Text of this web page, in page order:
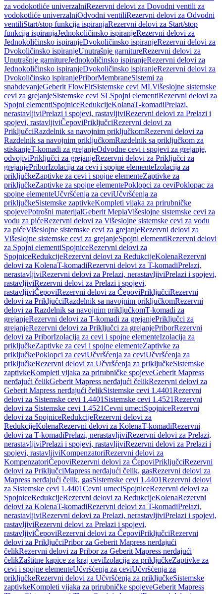
za vodokotliće univerzalniRezervni delovi za Dovodni ventili za
vodokotliće univerzalniOdvodni ventiliRezervni delovi za Odvodni
ventiliStart/stop funkcija ispiranjaRezervni delovi za Start/stop
funkcija ispiranjaJednokoličinsko ispiranjeRezervni delovi za
Jednokoličinsko ispiranjeDvokoličinsko ispiranjeRezervni delovi za
Dvokoličinsko ispiranjeUnutrašnje garnitureRezervni delovi za
Unutrašnje garnitureJednokoličinsko ispiranjeRezervni delovi za
Jednokoličinsko ispiranjeDvokoličinsko ispiranjeRezervni delovi za
Dvokoličinsko ispiranjePriborMembraneSistemi za
snabdevanjeGeberit FlowFitSistemske cevi MLVišeslojne sistemske
cevi za grejanjeSistemske cevi SLSpojni elementiRezervni delovi za
Spojni elementiSpojniceRedukcijeKolanaT-komadiPrelazi,
nerastavljiviPrelazi i spojevi, rastavljiviRezervni delovi za Prelazi i
spojevi, rastavljiviČepoviPriključciRezervni delovi za
PriključciRazdelnik sa navojnim priključkomRezervni delovi za
Razdelnik sa navojnim priključkomRazdelnik sa priključkom za
stiskanjeT-komadi za grejanjeOdvodne cevi i spojevi za grejanje,
odvojiviPriključci za grejanjeRezervni delovi za Priključci za
grejanjePriborIzolacija za cevi i spojne elementeIzolacija za
priključkeZaptivke za cevi i spojne elementeZaptivke za
priključkeZaptivke za spojne elementePoklopci za ceviPoklopac za
spojne elementeUčvršćenja za ceviUčvršćenja za
priključkeSistemske zaptivkeKompleti vijaka za prirubničke
spojevePotrošni materijalGeberit MeplaVišeslojne sistemske cevi za
vodu za pićeRezervni delovi za Višeslojne sistemske cevi za vodu
za pićeVišeslojne sistemske cevi za grejanjeRezervni delovi za
Višeslojne sistemske cevi za grejanjeSpojni elementiRezervni delovi
za Spojni elementiSpojniceRezervni delovi za
SpojniceRedukcijeRezervni delovi za RedukcijeKolenaRezervni
delovi za KolenaT-komadiRezervni delovi za T-komadiPrelazi,
nerastavljiviRezervni delovi za Prelazi, nerastavljiviPrelazi i spojevi,
rastavljiviRezervni delovi za Prelazi i spojevi,
rastavljiviČepoviRezervni delovi za ČepoviPriključciRezervni
delovi za PriključciRazdelnik sa navojnim priključkomRezervni
delovi za Razdelnik sa navojnim priključkomT-komadi za
grejanjeRezervni delovi za T-komadi za grejanjePriključci za
grejanjeRezervni delovi za Priključci za grejanjePriborRezervni
delovi za PriborIzolacija za cevi i spojne elementeIzolacija za
priključkeZaptivke za cevi i spojne elementeZaptivke za
priključkePoklopci za ceviUčvršćenja za ceviUčvršćenja za
priključkeRezervni delovi za Učvršćenja za priključkeSistemske
zaptivkeKompleti vijaka za prirubničke spojeveGeberit Mapress
nerđajući čelikGeberit Mapress nerđajući čelikRezervni delovi za
Geberit Mapress nerđajući čelikSistemske cevi 1.4401Rezervni
delovi za Sistemske cevi 1.4401 Sistemske cevi 1.4521Rezervni
delovi za Sistemske cevi 1.4521Cevni umeciSpojniceRezervni
delovi za SpojniceRedukcijeRezervni delovi za
RedukcijeKolenaRezervni delovi za KolenaT-komadiRezervni
delovi za T-komadiPrelazi, nerastavljiviRezervni delovi za Prelazi,
nerastavljiviPrelazi i spojevi, rastavljiviRezervni delovi za Prelazi i
spojevi, rastavljiviKompenzatoriRezervni delovi za
KompenzatoriČepoviRezervni delovi za ČepoviPriključciRezervni
delovi za PriključciMapress nerđajući čelik, gasRezervni delovi za
Mapress nerđajući čelik, gasSistemske cevi 1.4401Rezervni delovi
za Sistemske cevi 1.4401Cevni umeciSpojniceRezervni delovi za
SpojniceRedukcijeRezervni delovi za RedukcijeKolenaRezervni
delovi za KolenaT-komadiRezervni delovi za T-komadiPrelazi,
nerastavljiviRezervni delovi za Prelazi, nerastavljiviPrelazi i spojevi,
rastavljiviRezervni delovi za Prelazi i spojevi,
rastavljiviČepoviRezervni delovi za ČepoviPriključciRezervni
delovi za PriključciPribor za Geberit Mapress nerđajući
čelikRezervni delovi za Pribor za Geberit Mapress nerđajući
čelikZaštitne kapice za kraj ceviIzolacija za priključkeZaptivke za
cevi i spojne elementeUčvršćenja za ceviUčvršćenja za
priključkeRezervni delovi za Učvršćenja za priključkeSistemske
zaptivkeKompleti vijaka za prirubničke spojeveGeberit Mapress